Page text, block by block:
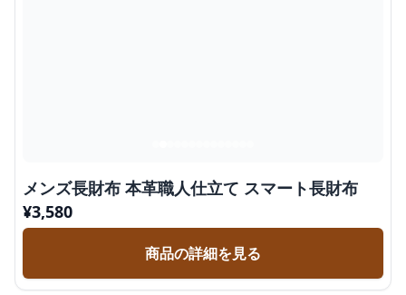
メンズ長財布 本革職人仕立て スマート長財布
¥3,580
商品の詳細を見る